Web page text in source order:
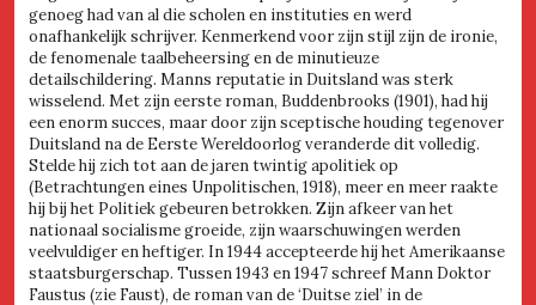
genoeg had van al die scholen en instituties en werd
onafhankelijk schrijver. Kenmerkend voor zijn stijl zijn de ironie,
de fenomenale taalbeheersing en de minutieuze
detailschildering. Manns reputatie in Duitsland was sterk
wisselend. Met zijn eerste roman, Buddenbrooks (1901), had hij
een enorm succes, maar door zijn sceptische houding tegenover
Duitsland na de Eerste Wereldoorlog veranderde dit volledig.
Stelde hij zich tot aan de jaren twintig apolitiek op
(Betrachtungen eines Unpolitischen, 1918), meer en meer raakte
hij bij het Politiek gebeuren betrokken. Zijn afkeer van het
nationaal socialisme groeide, zijn waarschuwingen werden
veelvuldiger en heftiger. In 1944 accepteerde hij het Amerikaanse
staatsburgerschap. Tussen 1943 en 1947 schreef Mann Doktor
Faustus (zie Faust), de roman van de ‘Duitse ziel’ in de